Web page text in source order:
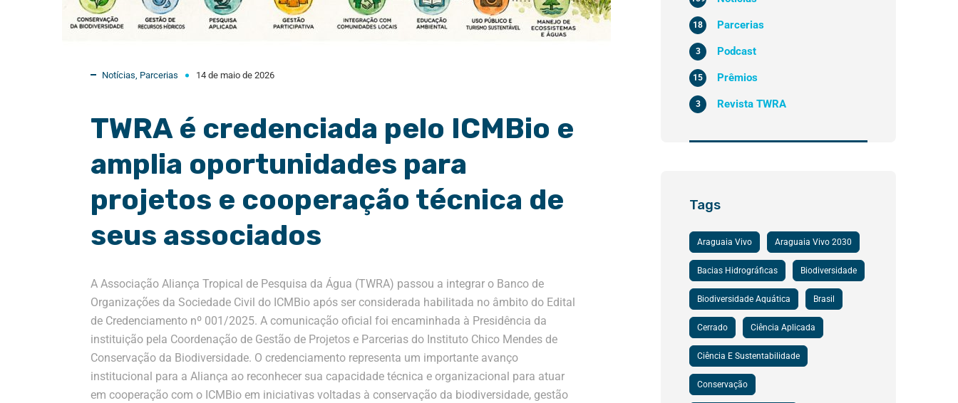
Notícias, Parcerias 14 de maio de 2026
TWRA é credenciada pelo ICMBio e
amplia oportunidades para
projetos e cooperação técnica de
seus associados
A Associação Aliança Tropical de Pesquisa da Água (TWRA) passou a integrar o Banco de
Organizações da Sociedade Civil do ICMBio após ser considerada habilitada no âmbito do Edital
de Credenciamento nº 001/2025. A comunicação oficial foi encaminhada à Presidência da
instituição pela Coordenação de Gestão de Projetos e Parcerias do Instituto Chico Mendes de
Conservação da Biodiversidade. O credenciamento representa um importante avanço
institucional para a Aliança ao reconhecer sua capacidade técnica e organizacional para atuar
em cooperação com o ICMBio em iniciativas voltadas à conservação da biodiversidade, gestão
Parcerias
18
Podcast
3
Prêmios
15
Revista TWRA
3
Tags
Araguaia Vivo Araguaia Vivo 2030
Bacias Hidrográficas Biodiversidade
Biodiversidade Aquática Brasil
Cerrado Ciência Aplicada
Ciência E Sustentabilidade
Conservação